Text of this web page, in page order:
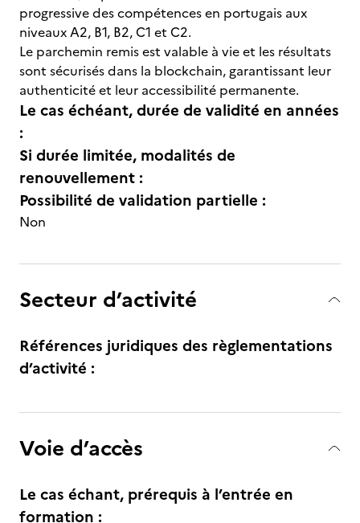
progressive des compétences en portugais aux
niveaux A2, B1, B2, C1 et C2.
Le parchemin remis est valable à vie et les résultats
sont sécurisés dans la blockchain, garantissant leur
authenticité et leur accessibilité permanente.
Le cas échéant, durée de validité en années
:
Si durée limitée, modalités de
renouvellement :
Possibilité de validation partielle :
Non
Secteur d’activité
Références juridiques des règlementations
d’activité :
Voie d’accès
Le cas échant, prérequis à l’entrée en
formation :